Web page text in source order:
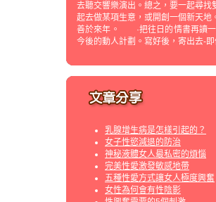
去聽交響樂演出。總之，要一起
起去做某項生意，或開創一個新天
善於來年。 ·把往日的情書再讀一
今後的動人計劃。寫好後，寄出去-
乳腺增生病是怎樣引起的？
女子性慾減退的防治
神秘液體女人最私密的煩惱
完美性愛激發敏感地帶
五種性愛方式讓女人極度興奮
女性為何會有性陰影